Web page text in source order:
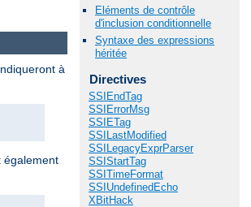
Eléments de contrôle
d'inclusion conditionnelle
Syntaxe des expressions
héritée
Directives
SSIEndTag
SSIErrorMsg
SSIETag
SSILastModified
SSILegacyExprParser
SSIStartTag
SSITimeFormat
SSIUndefinedEcho
XBitHack
à
également